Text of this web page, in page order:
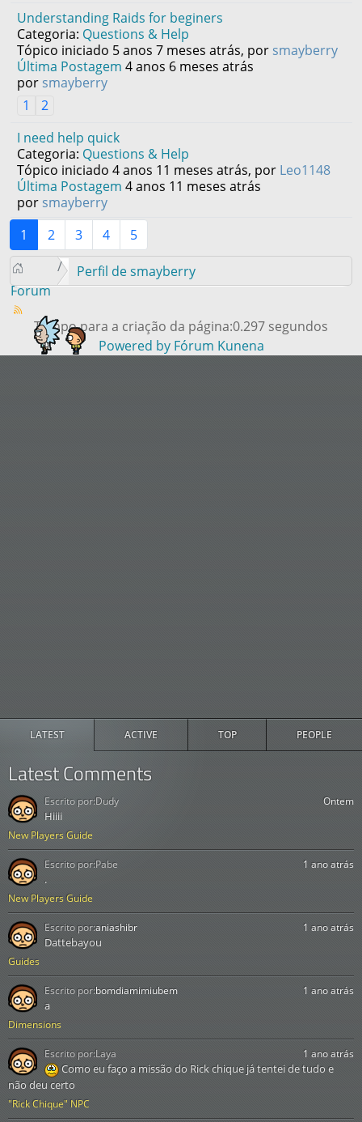
LATEST ACTIVE TOP PEOPLE
Latest Comments
New Players Guide
Ontem
Hiiii
Escrito por:Dudy
New Players Guide
1 ano atrás
.
Escrito por:Pabe
Guides
1 ano atrás
Dattebayou
Escrito por:aniashibr
Dimensions
1 ano atrás
a
Escrito por:bomdiamimiubem
"Rick Chique" NPC
1 ano atrás
Como eu faço a missão do Rick chique já tentei de tudo e
não deu certo
Escrito por:Laya
Understanding Raids for beginers
Categoria: Questions & Help
Tópico iniciado 5 anos 7 meses atrás, por smayberry
Última Postagem 4 anos 6 meses atrás
por smayberry
1
2
I need help quick
Categoria: Questions & Help
Tópico iniciado 4 anos 11 meses atrás, por Leo1148
Última Postagem 4 anos 11 meses atrás
por smayberry
1
2 3 4 5
Forum
Perfil de smayberry
Tempo para a criação da página:0.297 segundos
Powered by Fórum Kunena